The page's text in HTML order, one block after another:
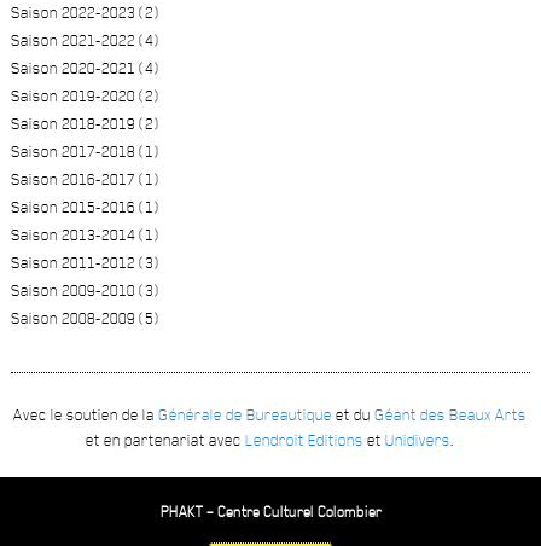
Saison 2022-2023 (2)
Saison 2021-2022 (4)
Saison 2020-2021 (4)
Saison 2019-2020 (2)
Saison 2018-2019 (2)
Saison 2017-2018 (1)
Saison 2016-2017 (1)
Saison 2015-2016 (1)
Saison 2013-2014 (1)
Saison 2011-2012 (3)
Saison 2009-2010 (3)
Saison 2008-2009 (5)
Avec le soutien de laGénérale de Bureautique et duGéant des Beaux Arts
et en partenariat avecLendroit Editions etUnidivers
PHAKT – Centre Culturel Colombier